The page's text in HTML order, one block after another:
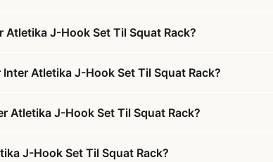
J-Hook Set Til Squat Rack?
Atletika J-Hook Set Til Squat Rack?
Atletika J-Hook Set Til Squat Rack?
J-Hook Set Til Squat Rack?